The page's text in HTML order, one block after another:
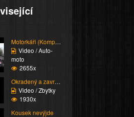
Motorkáři (Kompilace)
Video / Auto-
moto
2655x
Okradený a zavražděný
Video / Zbytky
1930x
Kousek nevýjde